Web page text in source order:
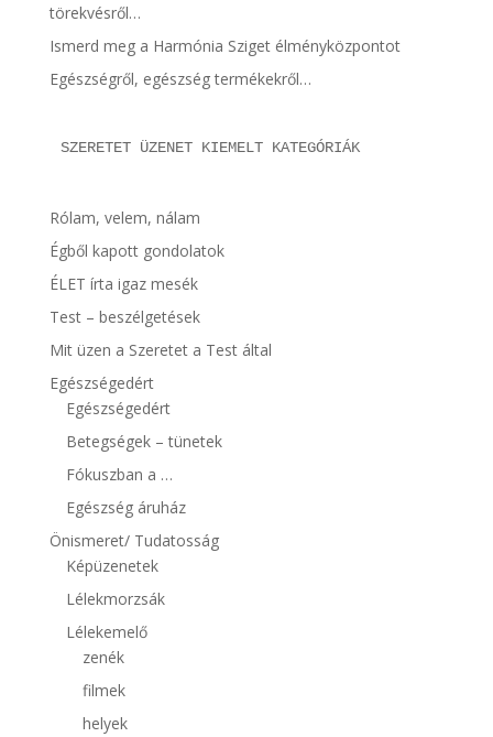
törekvésről…
Ismerd meg a Harmónia Sziget élményközpontot
Egészségről, egészség termékekről…
SZERETET ÜZENET KIEMELT KATEGÓRIÁK
Rólam, velem, nálam
Égből kapott gondolatok
ÉLET írta igaz mesék
Test – beszélgetések
Mit üzen a Szeretet a Test által
Egészségedért
Egészségedért
Betegségek – tünetek
Fókuszban a …
Egészség áruház
Önismeret/ Tudatosság
Képüzenetek
Lélekmorzsák
Lélekemelő
zenék
filmek
helyek